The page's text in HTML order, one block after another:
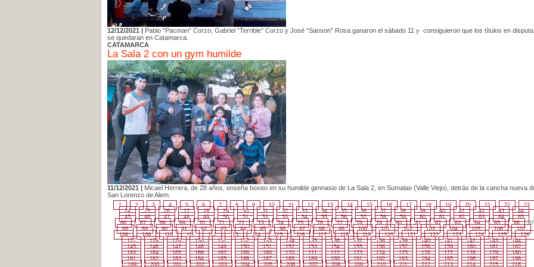
12/12/2021 | Pablo “Pacman” Corzo, Gabriel “Terrible” Corzo y José “Sanson” Rosa ganaron el sábado 11 y consiguieron que los títulos en disputa
se quedaran en Catamarca.
CATAMARCA
La Sala 2 con un gym humilde
11/12/2021 | Micael Herrera, de 28 años, enseña boxeo en su humilde gimnasio de La Sala 2, en Sumalao (Valle Viejo), detrás de la cancha nueva
San Lorenzo de Alem.
1 2 3 4 5 6 7 8 9 10 11 12 13 14 15 16 17 18 19 20 21 22
23
24
25 26 27 28 29 30 31 32 33 34 35 36 37 38 39 40 41 42 43
44
45
46 47 48 49 50 51 52 53 54 55 56 57 58 59 60 61 62 63 64
65
66
67 68 69 70 71 72 73 74 75 76 77 78 79 80 81 82 83 84 85 86
87
88
89 90 91 92 93 94 95 96 97 98 99 100 101 102 103 104 105 106
107
108
109 110 111 112 113 114 115 116 117 118 119 120 121 122 123 124 125
126
127
128 129 130 131 132 133 134 135 136 137 138 139 140 141 142 143
144
145
146 147 148 149 150 151 152 153 154 155 156 157 158 159 160 161
162
163
164 165 166 167 168 169 170 171 172 173 174 175 176 177 178 179
180
181
182 183 184 185 186 187 188 189 190 191 192 193 194 195 196 197
198
199
200 201 202 203 204 205 206 207 208 209 210 211 212 213 214 215 216